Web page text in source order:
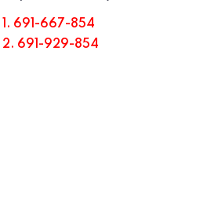
1. 691-667-854
2. 691-929-854